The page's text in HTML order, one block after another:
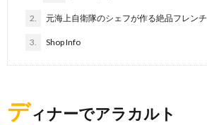
2. 元海上自衛隊のシェフが作る絶品フレンチ
3. Shop Info
ディナーでアラカルト